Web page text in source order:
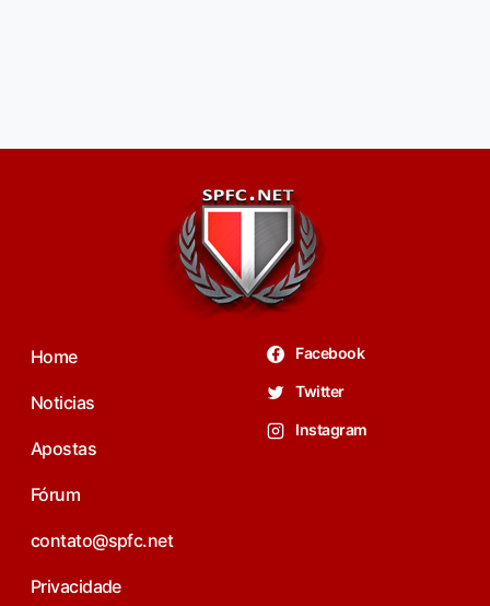
Home
Noticias
Apostas
Fórum
contato@spfc.net
Privacidade
Facebook
Twitter
Instagram